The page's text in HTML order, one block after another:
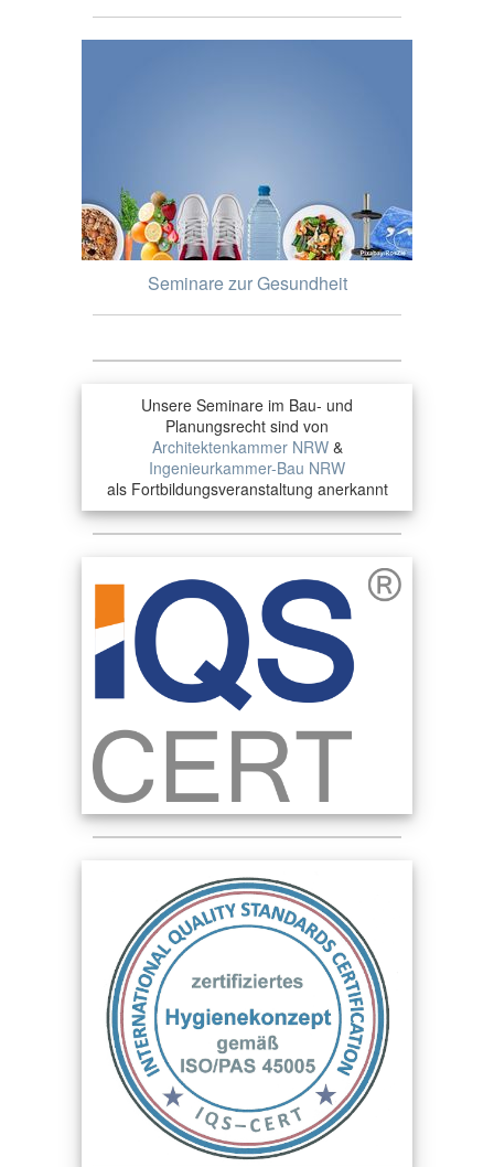
Seminare zur Gesundheit
Unsere Seminare im Bau- und
Planungsrecht sind von
Architektenkammer NRW&
Ingenieurkammer-Bau NRW
als Fortbildungsveranstaltung anerkannt